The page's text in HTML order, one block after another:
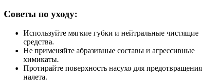
Советы по уходу:
Используйте мягкие губки и нейтральные чистящие
средства.
Не применяйте абразивные составы и агрессивные
химикаты.
Протирайте поверхность насухо для предотвращения
налета.